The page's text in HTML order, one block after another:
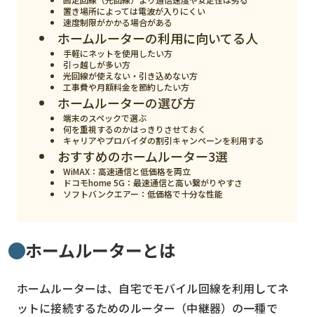
おすすめ
スマホ
検索する
置き場所によっては電波が入りにくい
速度制限がかかる場合がある
ホームルーターの利用に向いてる人
手軽にネットを使用したい方
引っ越しが多い方
光回線が使えない・引き込めない方
工事費や月額料金を節約したい方
ホームルーターの選び方
端末のスペックで選ぶ
何を重視するのかはっきりさせておく
キャリアやプロバイダの割引キャンペーンを利用する
おすすめのホームルーター3選
WiMAX：高速通信と低価格を両立
ドコモhome 5G：最速通信と高い繋がりやすさ
ソフトバンクエアー：低価格で十分な性能
ホームルーターとは
ホームルーターは、自宅でモバイル回線を利用してネ
ットに接続するためのルーター（中継器）の一種で